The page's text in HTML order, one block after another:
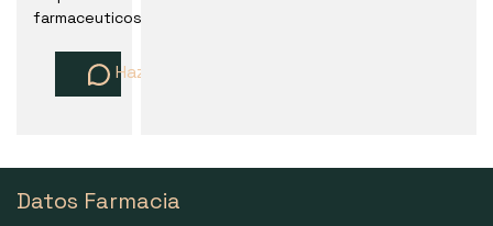
farmaceuticos
Haz una pregunta
Datos Farmacia